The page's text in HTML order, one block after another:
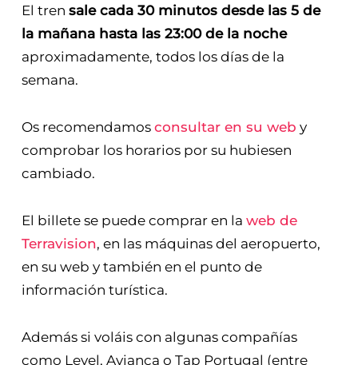
El tren sale cada 30 minutos desde las 5 de
la mañana hasta las 23:00 de la noche
aproximadamente, todos los días de la
semana.
Os recomendamos consultar en su web y
comprobar los horarios por su hubiesen
cambiado.
El billete se puede comprar en la web de
Terravision, en las máquinas del aeropuerto,
en su web y también en el punto de
información turística.
Además si voláis con algunas compañías
como Level, Avianca o Tap Portugal (entre